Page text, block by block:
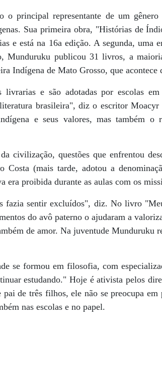
o principal representante de um
Sua primeira obra, "Histórias de
e está na 16a edição. A segunda, uma
Munduruku publicou 31 livros, a
Indígena de Mato Grosso, que acontece
livrarias e são adotadas por escolas
brasileira", diz o escritor
e seus valores, mas também
civilização, questões que enfrentou
Costa (mais tarde, adotou a
era proibida durante as aulas com os
fazia sentir excluídos", diz. No livro
do avô paterno o ajudaram a
de amor. Na juventude Munduruku
se formou em filosofia, com
estudando." Hoje é ativista pelos
pai de três filhos, ele não se preocupa
nas escolas e no papel.